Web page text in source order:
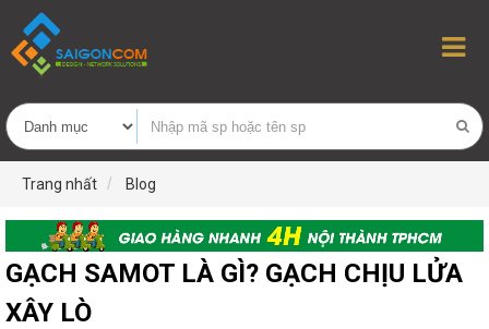
Trang nhất Blog
GẠCH SAMOT LÀ GÌ? GẠCH CHỊU LỬA
XÂY LÒ